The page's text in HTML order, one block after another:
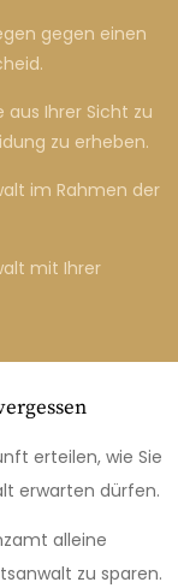
gegen einen
aus Ihrer Sicht zu
zu erheben.
im Rahmen der
mit Ihrer
erteilen, wie Sie
erwarten dürfen.
alleine
zu sparen.